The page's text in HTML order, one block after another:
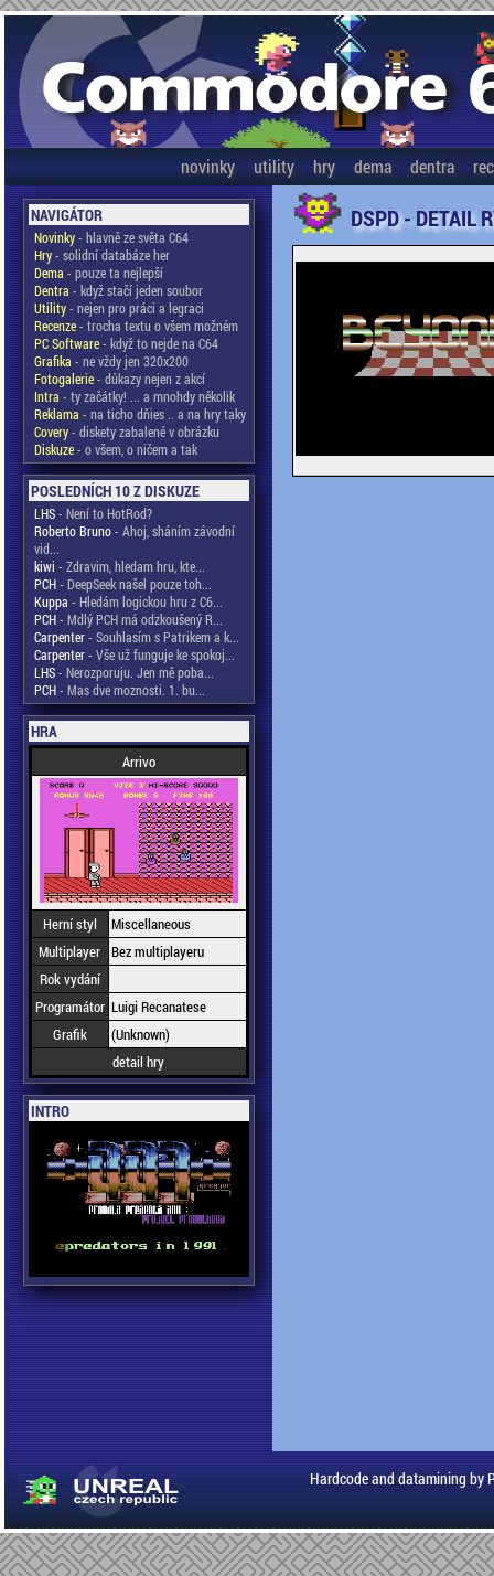
novinky utility hry dema dentra
NAVIGÁTOR
Novinky- hlavně ze světa C64
Hry- solidní databáze her
Dema - pouze ta nejlepší
Dentra - když stačí jeden soubor
Utility- nejen pro práci a legraci
Recenze- trocha textu o všem možném
PC Software- když to nejde na C64
Grafika - ne vždy jen 320x200
Fotogalerie- důkazy nejen z akcí
Intra - ty začátky! ... a mnohdy několik
Reklama - na ticho dňies .. a na hry taky
Covery- diskety zabalené v obrázku
Diskuze- o všem, o ničem a tak
POSLEDNÍCH 10 Z DISKUZE
LHS- Není to HotRod?
Roberto Bruno- Ahoj, sháním závodní
vid...
kiwi - Zdravim, hledam hru, kte...
PCH- DeepSeek našel pouze toh...
Kuppa - Hledám logickou hru z C6...
PCH- Mdlý PCH má odzkoušený R...
Carpenter- Souhlasím s Patrikem a k...
Carpenter- Vše už funguje ke spokoj...
LHS- Nerozporuju. Jen mě poba...
PCH- Mas dve moznosti. 1. bu...
HRA
Arrivo
Herní styl
Miscellaneous
Multiplayer Bez multiplayeru
Rok vydání
Programátor Luigi Recanatese
Grafik
(Unknown)
detail hry
INTRO
DSPD - DETAIL
Hardcode and datamining by